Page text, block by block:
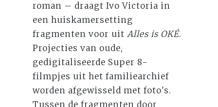
roman – draagt Ivo Victoria in
een huiskamersetting
fragmenten voor uitAlles is OKÉ.
Projecties van oude,
gedigitaliseerde Super 8-
filmpjes uit het familiearchief
worden afgewisseld met foto's.
Tussen de fragmenten door